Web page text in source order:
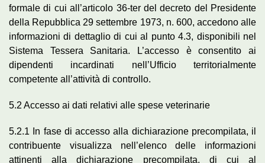
formale di cui all’articolo 36-ter del decreto del Presidente
della Repubblica 29 settembre 1973, n. 600, accedono alle
informazioni di dettaglio di cui al punto 4.3, disponibili nel
Sistema Tessera Sanitaria. L’accesso è consentito ai
dipendenti incardinati nell’Ufficio territorialmente
competente all’attività di controllo.
5.2 Accesso ai dati relativi alle spese veterinarie
5.2.1 In fase di accesso alla dichiarazione precompilata, il
contribuente visualizza nell’elenco delle informazioni
attinenti alla dichiarazione precompilata, di cui al